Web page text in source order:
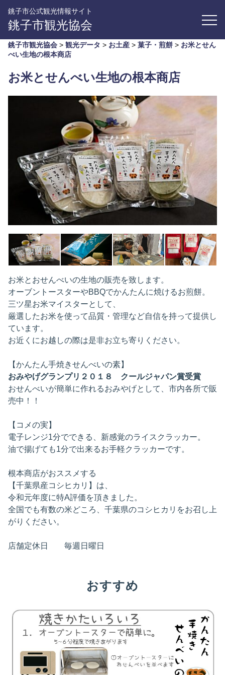
銚子市公式観光情報サイト
銚子市観光協会
銚子市観光協会 > 観光データ > お土産 > 菓子・煎餅 > お米とせん
べい生地の根本商店
お米とせんべい生地の根本商店
お米とおせんべいの生地の販売を致します。
オーブントースターやBBQでかんたんに焼けるお煎餅。
三ツ星お米マイスターとして、
厳選したお米を使って品質・管理など自信を持って提供し
ています。
お近くにお越しの際は是非お立ち寄りください。
【かんたん手焼きせんべいの素】
おみやげグランプリ２０１８ クールジャパン賞受賞
おせんべいが簡単に作れるおみやげとして、市内各所で販
売中！！
【コメの実】
電子レンジ1分でできる、新感覚のライスクラッカー。
油で揚げても1分で出来るお手軽クラッカーです。
根本商店がおススメする
【千葉県産コシヒカリ】は、
令和元年度に特A評価を頂きました。
全国でも有数の米どころ、千葉県のコシヒカリをお召し上
がりください。
店舗定休日 毎週日曜日
おすすめ